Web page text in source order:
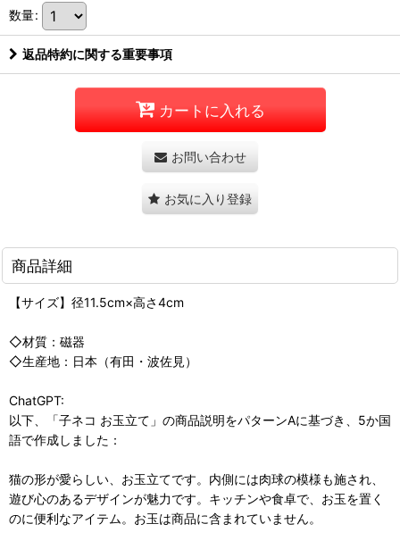
数量:
返品特約に関する重要事項
カートに入れる
お問い合わせ
お気に入り登録
商品詳細
【サイズ】径11.5cm×高さ4cm
◇材質：磁器
◇生産地：日本（有田・波佐見）
ChatGPT:
以下、「子ネコ お玉立て」の商品説明をパターンAに基づき、5か国
語で作成しました：
猫の形が愛らしい、お玉立てです。内側には肉球の模様も施され、
遊び心のあるデザインが魅力です。キッチンや食卓で、お玉を置く
のに便利なアイテム。お玉は商品に含まれていません。